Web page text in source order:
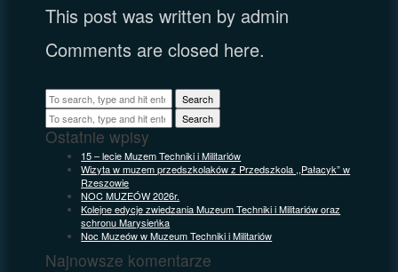
This post was written by admin
Comments are closed here.
Search
Search
Ostatnie wpisy
15 – lecie Muzem Techniki i Militariów
Wizyta w muzem przedszkolaków z Przedszkola ,,Pałacyk” w
Rzeszowie
NOC MUZEÓW 2026r.
Kolejne edycje zwiedzania Muzeum Techniki i Militariów oraz
schronu Marysieńka
Noc Muzeów w Muzeum Techniki i Militariów
Najnowsze komentarze